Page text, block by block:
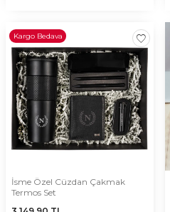
Kargo Bedava
İsme Özel Cüzdan Çakmak
Termos Set